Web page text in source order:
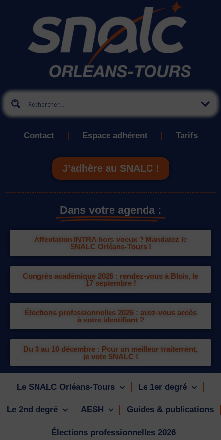
Contact Espace adhérent Tarifs
J’adhère au SNALC !
Dans votre agenda :
Affectation INTRA hors-voeux ? Mandatez le
SNALC Orléans-Tours !
Congrès académique 2026 : rendez-vous à Blois, le
17 septembre !
Élections professionnelles 2026 : avez-vous accès
à votre identifiant ?
Du 3 au 10 décembre : Pour un meilleur traitement,
je vote SNALC !
Le SNALC Orléans-Tours Le 1er degré
Le 2nd degré AESH Guides & publications
Élections professionnelles 2026